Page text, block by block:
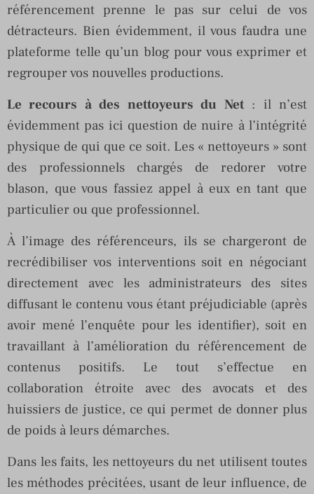
référencement prenne le pas sur celui de vos
détracteurs. Bien évidemment, il vous faudra une
plateforme telle qu’un blog pour vous exprimer et
regrouper vos nouvelles productions.
Le recours à des nettoyeurs du Net: il n’est
évidemment pas ici question de nuire à l’intégrité
physique de qui que ce soit. Les « nettoyeurs » sont
des professionnels chargés de redorer votre
blason, que vous fassiez appel à eux en tant que
particulier ou que professionnel.
À l’image des référenceurs, ils se chargeront de
recrédibiliser vos interventions soit en négociant
directement avec les administrateurs des sites
diffusant le contenu vous étant préjudiciable (après
avoir mené l’enquête pour les identifier), soit en
travaillant à l’amélioration du référencement de
contenus positifs. Le tout s’effectue en
collaboration étroite avec des avocats et des
huissiers de justice, ce qui permet de donner plus
de poids à leurs démarches.
Dans les faits, les nettoyeurs du net utilisent toutes
les méthodes précitées, usant de leur influence, de